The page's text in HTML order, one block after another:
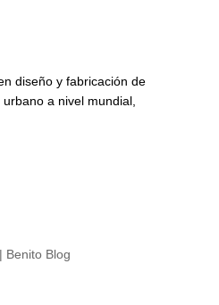
diseño y fabricación de
a nivel mundial,
Benito Blog